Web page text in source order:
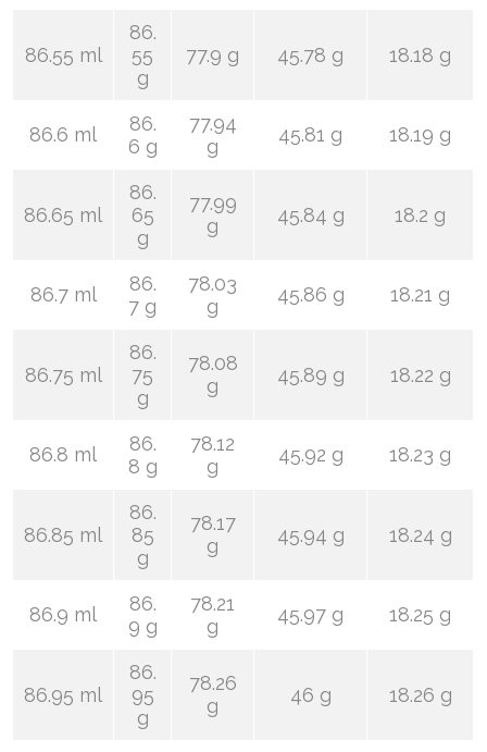
86.55 ml
86.
55
g
77.9 g 45.78 g 18.18 g
86.6 ml
86.
6 g
77.94
g
45.81 g 18.19 g
86.65 ml
86.
65
g
77.99
g
45.84 g 18.2 g
86.7 ml
86.
7 g
78.03
g
45.86 g 18.21 g
86.75 ml
86.
75
g
78.08
g
45.89 g 18.22 g
86.8 ml
86.
8 g
78.12
g
45.92 g 18.23 g
86.85 ml
86.
85
g
78.17
g
45.94 g 18.24 g
86.9 ml
86.
9 g
78.21
g
45.97 g 18.25 g
86.95 ml
86.
95
g
78.26
g
46 g 18.26 g